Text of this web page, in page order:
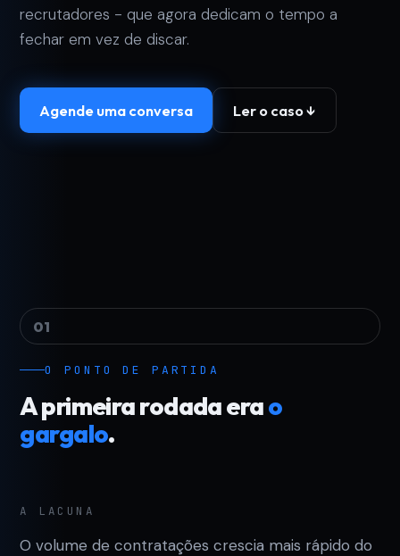
recrutadores - que agora dedicam o tempo a
fechar em vez de discar.
Agende uma conversa Ler o caso ↓
01
O PONTO DE PARTIDA
A primeira rodada erao
gargalo.
A LACUNA
O volume de contratações crescia mais rápido do